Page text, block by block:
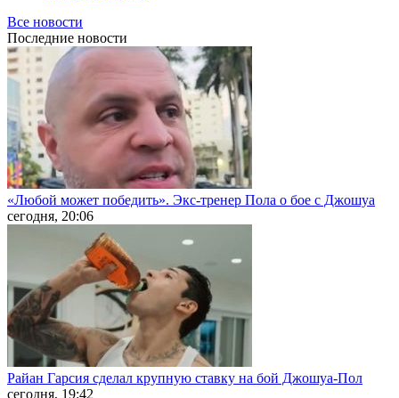
Все новости
Последние новости
«Любой может победить». Экс-тренер Пола о бое с Джошуа
сегодня, 20:06
Райан Гарсия сделал крупную ставку на бой Джошуа-Пол
сегодня, 19:42